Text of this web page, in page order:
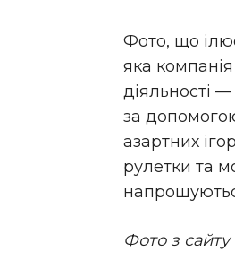
Фото, що
яка
діяльності
за
азартних
рулетки та
Фото з сайту